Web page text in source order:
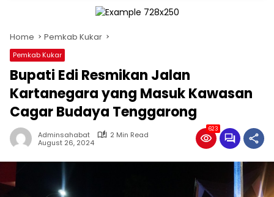
Home Pemkab Kukar
Pemkab Kukar
Bupati Edi Resmikan Jalan
Kartanegara yang Masuk Kawasan
Cagar Budaya Tenggarong
Adminsahabat
2 Min Read
August 26, 2024
623